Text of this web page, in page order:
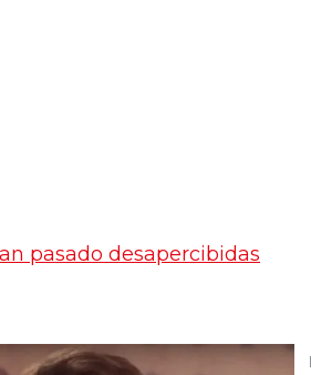
pasado desapercibidas